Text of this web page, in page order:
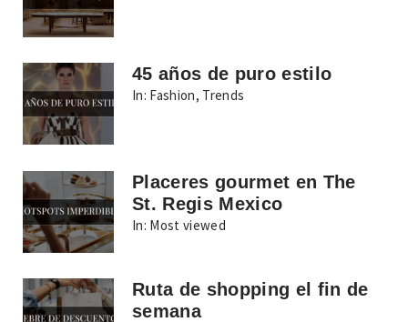
45 años de puro estilo
In: Fashion, Trends
Placeres gourmet en The
St. Regis Mexico
In: Most viewed
Ruta de shopping el fin de
semana